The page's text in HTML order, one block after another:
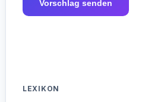
Vorschlag senden
LEXIKON